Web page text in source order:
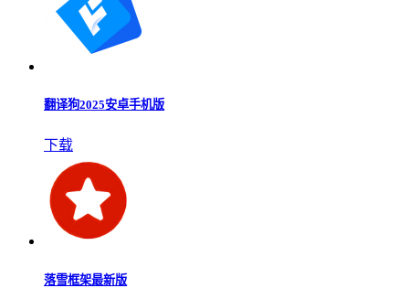
翻译狗2025安卓手机版
下载
落雪框架最新版